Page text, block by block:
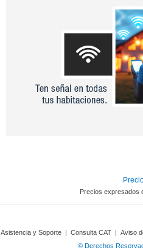
Precios expresados
Asistencia y Soporte | Consulta CAT | Aviso
© Derechos